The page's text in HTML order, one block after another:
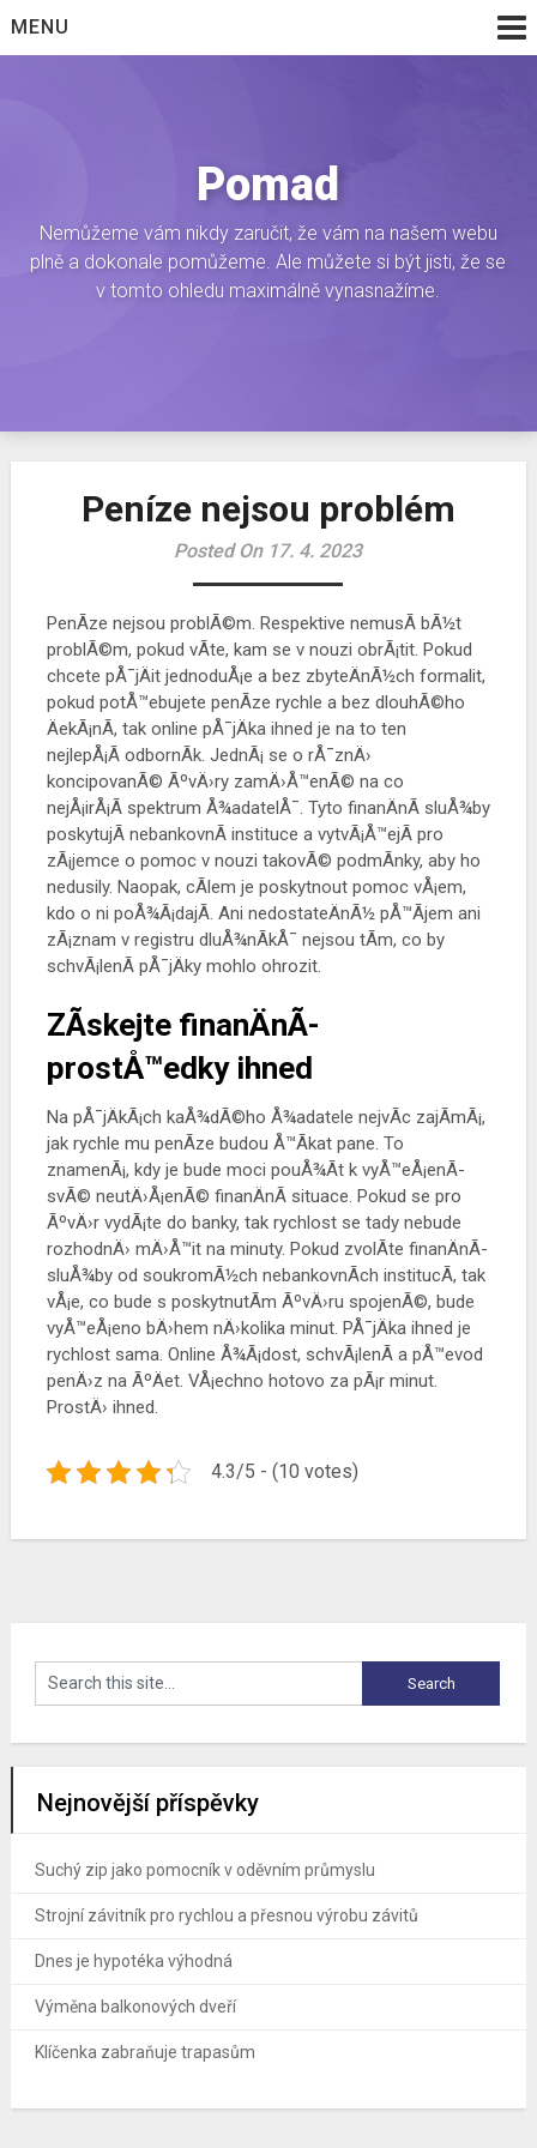
toMENU
Pomad
Nemůžeme vám nikdy zaručit, že vám na našem webu
plně a dokonale pomůžeme. Ale můžete si být jisti, že se
v tomto ohledu maximálně vynasnažíme.
Peníze nejsou problém
Posted On 17. 4. 2023
PenÃ­ze nejsou problÃ©m. Respektive nemusÃ­ bÃ½t
problÃ©m, pokud vÃ­te, kam se v nouzi obrÃ¡tit. Pokud
chcete pÅ¯jÄit jednoduÅ¡e a bez zbyteÄnÃ½ch formalit,
pokud potÅ™ebujete penÃ­ze rychle a bez dlouhÃ©ho
ÄekÃ¡nÃ­, tak online pÅ¯jÄka ihned je na to ten
nejlepÅ¡Ã­ odbornÃ­k. JednÃ¡ se o rÅ¯znÄ›
koncipovanÃ© ÃºvÄ›ry zamÄ›Å™enÃ© na co
nejÅ¡irÅ¡Ã­ spektrum Å¾adatelÅ¯. Tyto finanÄnÃ­ sluÅ¾by
poskytujÃ­ nebankovnÃ­ instituce a vytvÃ¡Å™ejÃ­ pro
zÃ¡jemce o pomoc v nouzi takovÃ© podmÃ­nky, aby ho
nedusily. Naopak, cÃ­lem je poskytnout pomoc vÅ¡em,
kdo o ni poÅ¾Ã¡dajÃ­. Ani nedostateÄnÃ½ pÅ™Ã­jem ani
zÃ¡znam v registru dluÅ¾nÃ­kÅ¯ nejsou tÃ­m, co by
schvÃ¡lenÃ­ pÅ¯jÄky mohlo ohrozit.
ZÃ­skejte finanÄnÃ­
prostÅ™edky ihned
Na pÅ¯jÄkÃ¡ch kaÅ¾dÃ©ho Å¾adatele nejvÃ­c zajÃ­mÃ¡,
jak rychle mu penÃ­ze budou Å™Ã­kat pane. To
znamenÃ¡, kdy je bude moci pouÅ¾Ã­t k vyÅ™eÅ¡enÃ­
svÃ© neutÄ›Å¡enÃ© finanÄnÃ­ situace. Pokud se pro
ÃºvÄ›r vydÃ¡te do banky, tak rychlost se tady nebude
rozhodnÄ› mÄ›Å™it na minuty. Pokud zvolÃ­te finanÄnÃ­
sluÅ¾by od soukromÃ½ch nebankovnÃ­ch institucÃ­, tak
vÅ¡e, co bude s poskytnutÃ­m ÃºvÄ›ru spojenÃ©, bude
vyÅ™eÅ¡eno bÄ›hem nÄ›kolika minut. PÅ¯jÄka ihned je
rychlost sama. Online Å¾Ã¡dost, schvÃ¡lenÃ­ a pÅ™evod
penÄ›z na ÃºÄet. VÅ¡echno hotovo za pÃ¡r minut.
ProstÄ› ihned.
4.3/5 - (10 votes)
Nejnovější příspěvky
Suchý zip jako pomocník v oděvním průmyslu
Strojní závitník pro rychlou a přesnou výrobu závitů
Dnes je hypotéka výhodná
Výměna balkonových dveří
Klíčenka zabraňuje trapasům